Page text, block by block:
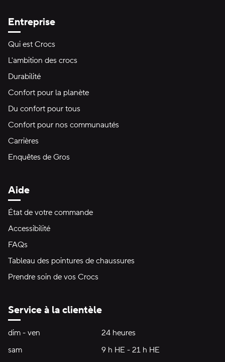
Entreprise
Qui est Crocs
L'ambition des crocs
Durabilité
Confort pour la planète
Du confort pour tous
Confort pour nos communautés
Carrières
Enquêtes de Gros
Aide
État de votre commande
Accessibilité
FAQs
Tableau des pointures de chaussures
Prendre soin de vos Crocs
Service à la clientèle
Heures d'ouverture:
dim - ven dimanche à vendredi24 heures24 heures
sam
9 h HE - 21 h HE9 h HE - 21 h HE